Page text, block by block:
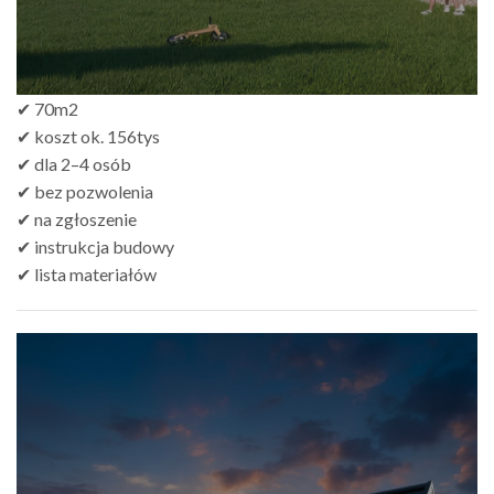
✔ 70m2
✔ koszt ok. 156tys
✔ dla 2–4 osób
✔ bez pozwolenia
✔ na zgłoszenie
✔ instrukcja budowy
✔ lista materiałów